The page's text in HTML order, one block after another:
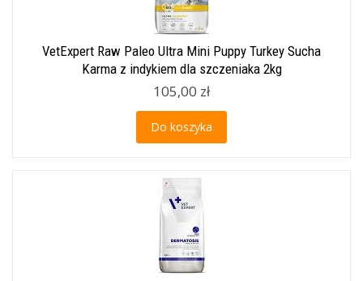
VetExpert Raw Paleo Ultra Mini Puppy Turkey Sucha
Karma z indykiem dla szczeniaka 2kg
105,00 zł
Do koszyka